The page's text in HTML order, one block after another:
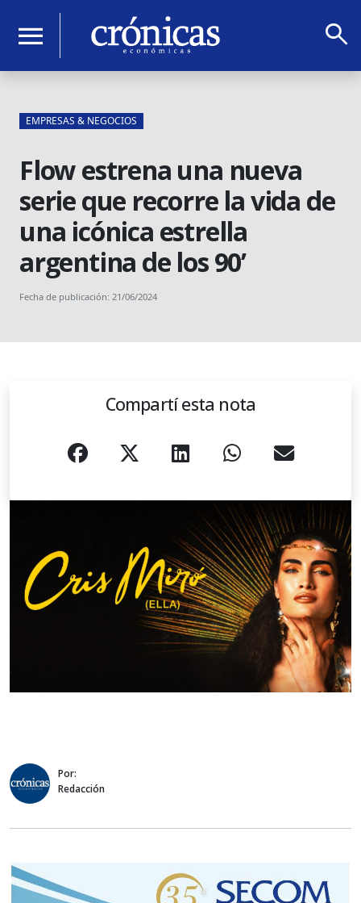
menu search
EMPRESAS & NEGOCIOS
Flow estrena una nueva
serie que recorre la vida de
una icónica estrella
argentina de los 90’
Fecha de publicación: 21/06/2024
Compartí esta nota
Por:
Redacción